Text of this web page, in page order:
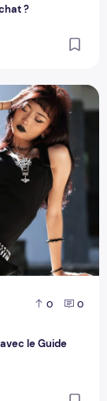
?
0 0
le Guide
avec le Guide